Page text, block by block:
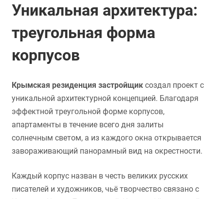
Уникальная архитектура:
треугольная форма
корпусов
Крымская резиденция застройщик создал проект с
уникальной архитектурной концепцией. Благодаря
эффектной треугольной форме корпусов,
апартаменты в течение всего дня залиты
солнечным светом, а из каждого окна открывается
завораживающий панорамный вид на окрестности.
Каждый корпус назван в честь великих русских
писателей и художников, чьё творчество связано с